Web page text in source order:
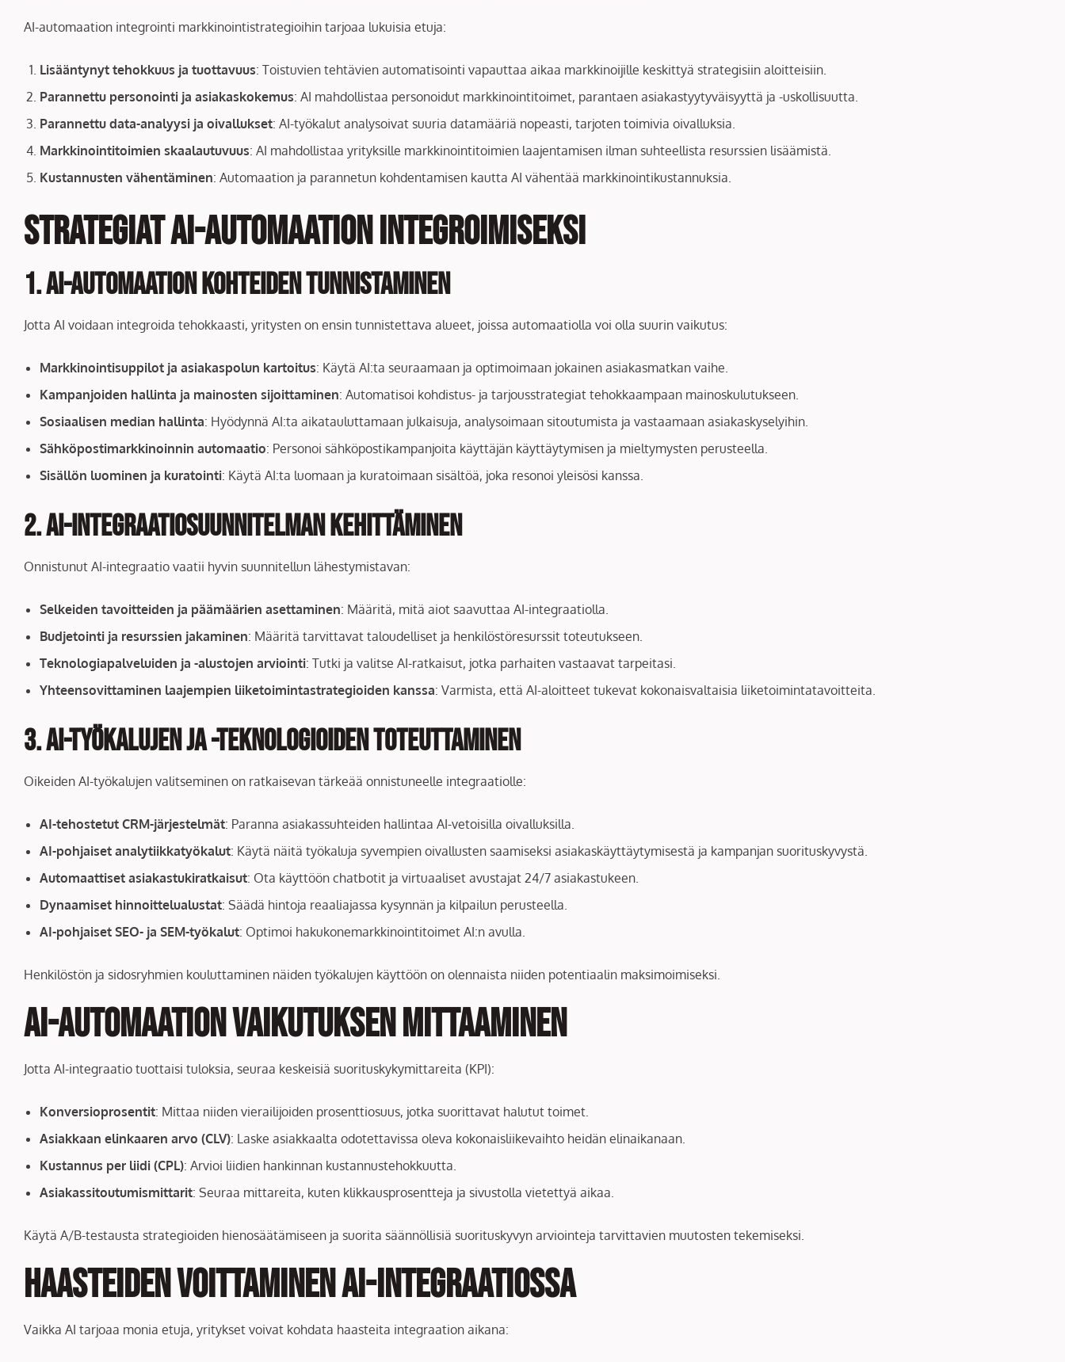
AI-automaation integrointi markkinointistrategioihin tarjoaa lukuisia etuja:
Lisääntynyt tehokkuus ja tuottavuus: Toistuvien tehtävien automatisointi vapauttaa aikaa markkinoijille keskittyä strategisiin aloitteisiin.
Parannettu personointi ja asiakaskokemus: AI mahdollistaa personoidut markkinointitoimet, parantaen asiakastyytyväisyyttä ja -uskollisuutta.
Parannettu data-analyysi ja oivallukset: AI-työkalut analysoivat suuria datamääriä nopeasti, tarjoten toimivia oivalluksia.
Markkinointitoimien skaalautuvuus: AI mahdollistaa yrityksille markkinointitoimien laajentamisen ilman suhteellista resurssien lisäämistä.
Kustannusten vähentäminen: Automaation ja parannetun kohdentamisen kautta AI vähentää markkinointikustannuksia.
Strategiat AI-automaation integroimiseksi
1. AI-automaation kohteiden tunnistaminen
Jotta AI voidaan integroida tehokkaasti, yritysten on ensin tunnistettava alueet, joissa automaatiolla voi olla suurin vaikutus:
Markkinointisuppilot ja asiakaspolun kartoitus: Käytä AI:ta seuraamaan ja optimoimaan jokainen asiakasmatkan vaihe.
Kampanjoiden hallinta ja mainosten sijoittaminen: Automatisoi kohdistus- ja tarjousstrategiat tehokkaampaan mainoskulutukseen.
Sosiaalisen median hallinta: Hyödynnä AI:ta aikatauluttamaan julkaisuja, analysoimaan sitoutumista ja vastaamaan asiakaskyselyihin.
Sähköpostimarkkinoinnin automaatio: Personoi sähköpostikampanjoita käyttäjän käyttäytymisen ja mieltymysten perusteella.
Sisällön luominen ja kuratointi: Käytä AI:ta luomaan ja kuratoimaan sisältöä, joka resonoi yleisösi kanssa.
2. AI-integraatiosuunnitelman kehittäminen
Onnistunut AI-integraatio vaatii hyvin suunnitellun lähestymistavan:
Selkeiden tavoitteiden ja päämäärien asettaminen: Määritä, mitä aiot saavuttaa AI-integraatiolla.
Budjetointi ja resurssien jakaminen: Määritä tarvittavat taloudelliset ja henkilöstöresurssit toteutukseen.
Teknologiapalveluiden ja -alustojen arviointi: Tutki ja valitse AI-ratkaisut, jotka parhaiten vastaavat tarpeitasi.
Yhteensovittaminen laajempien liiketoimintastrategioiden kanssa: Varmista, että AI-aloitteet tukevat kokonaisvaltaisia liiketoimintatavoitteita.
3. AI-työkalujen ja -teknologioiden toteuttaminen
Oikeiden AI-työkalujen valitseminen on ratkaisevan tärkeää onnistuneelle integraatiolle:
AI-tehostetut CRM-järjestelmät: Paranna asiakassuhteiden hallintaa AI-vetoisilla oivalluksilla.
AI-pohjaiset analytiikkatyökalut: Käytä näitä työkaluja syvempien oivallusten saamiseksi asiakaskäyttäytymisestä ja kampanjan suorituskyvystä.
Automaattiset asiakastukiratkaisut: Ota käyttöön chatbotit ja virtuaaliset avustajat 24/7 asiakastukeen.
Dynaamiset hinnoittelualustat: Säädä hintoja reaaliajassa kysynnän ja kilpailun perusteella.
AI-pohjaiset SEO- ja SEM-työkalut: Optimoi hakukonemarkkinointitoimet AI:n avulla.
Henkilöstön ja sidosryhmien kouluttaminen näiden työkalujen käyttöön on olennaista niiden potentiaalin maksimoimiseksi.
AI-automaation vaikutuksen mittaaminen
Jotta AI-integraatio tuottaisi tuloksia, seuraa keskeisiä suorituskykymittareita (KPI):
Konversioprosentit: Mittaa niiden vierailijoiden prosenttiosuus, jotka suorittavat halutut toimet.
Asiakkaan elinkaaren arvo (CLV): Laske asiakkaalta odotettavissa oleva kokonaisliikevaihto heidän elinaikanaan.
Kustannus per liidi (CPL): Arvioi liidien hankinnan kustannustehokkuutta.
Asiakassitoutumismittarit: Seuraa mittareita, kuten klikkausprosentteja ja sivustolla vietettyä aikaa.
Käytä A/B-testausta strategioiden hienosäätämiseen ja suorita säännöllisiä suorituskyvyn arviointeja tarvittavien muutosten tekemiseksi.
Haasteiden voittaminen AI-integraatiossa
Vaikka AI tarjoaa monia etuja, yritykset voivat kohdata haasteita integraation aikana: